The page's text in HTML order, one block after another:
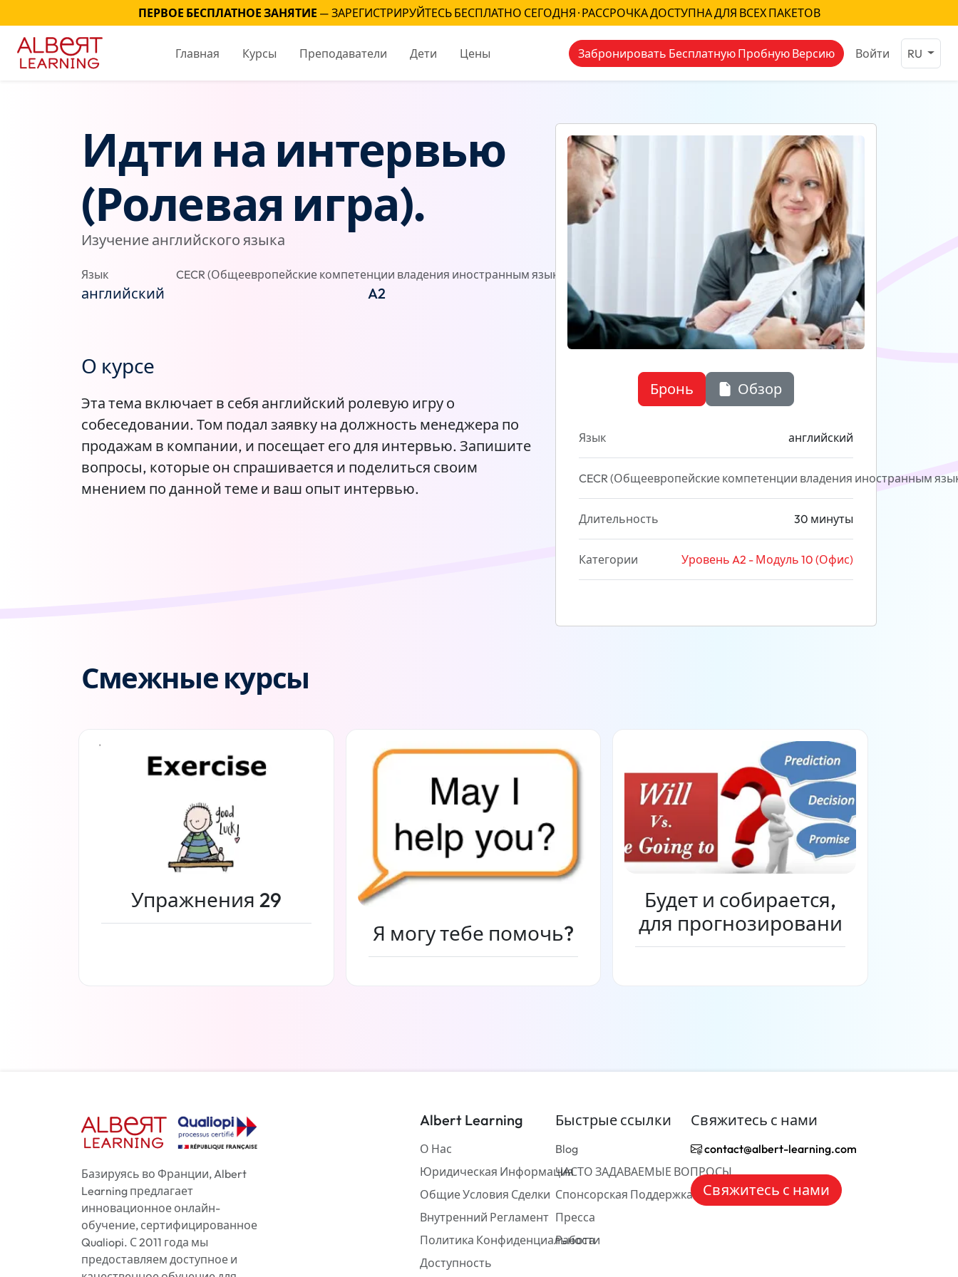
ПЕРВОЕ БЕСПЛАТНОЕ ЗАНЯТИЕ — ЗАРЕГИСТРИРУЙТЕСЬ БЕСПЛАТНО СЕГОДНЯ · РАССРОЧКА ДОСТУПНА ДЛЯ ВСЕХ ПАКЕТОВ
Главная Курсы Преподаватели Дети Цены Забронировать Бесплатную Пробную Версию Войти RU
Идти на интервью
(Ролевая игра).
Изучение английского языка
Язык
английский
CECR (Общеевропейские компетенции владения иностранным языком)
A2
О курсе
Эта тема включает в себя английский ролевую игру о
собеседовании. Том подал заявку на должность менеджера по
продажам в компании, и посещает его для интервью. Запишите
вопросы, которые он спрашивается и поделиться своим
мнением по данной теме и ваш опыт интервью.
Бронь Обзор
Язык английский
CECR (Общеевропейские компетенции владения иностранным
Длительность 30 минуты
Категории Уровень A2 - Модуль 10 (Офис)
Смежные курсы
Упражнения 29
Я могу тебе помочь?
Будет и собирается,
для прогнозировани
Базируясь во Франции, Albert
Learning предлагает
инновационное онлайн-
обучение, сертифицированное
Qualiopi. С 2011 года мы
предоставляем доступное и
Albert Learning
О Нас
Юридическая Информация
Общие Условия Сделки
Внутренний Регламент
Политика Конфиденциальности
Доступность
Быстрые ссылки
Blog
ЧАСТО ЗАДАВАЕМЫЕ ВОПРОСЫ
Спонсорская Поддержка
Пресса
Работа
Свяжитесь с нами
contact@albert-learning.com
Свяжитесь с нами